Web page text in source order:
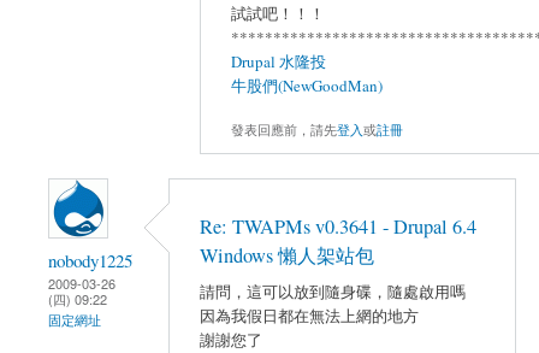
試試吧！！！
Drupal 水隆投
牛股們(NewGoodMan)
發表回應前，請先登入或註冊
nobody1225
2009-03-26
(四) 09:22
固定網址
Re: TWAPMs v0.3641 - Drupal 6.4
Windows 懶人架站包
請問，這可以放到隨身碟，隨處啟用嗎
因為我假日都在無法上網的地方
謝謝您了